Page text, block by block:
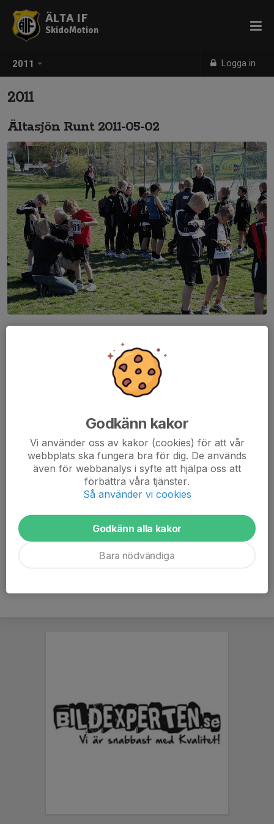
2011 Logga in
ÄLTA IF
SkidoMotion
2011
Ältasjön Runt 2011-05-02
I sol och lagom värme sprang cirka 300 löpare de olika
klasserna i årets upplaga av Ältasjön Runt. Älta Skid&Motion
meddelar att ett rekordstort antal löpare ställde upp med
stor entusiasm och glädje.
Knattar pojkar 825 m
Flickor 2,8 km
Godkänn kakor
Vi använder oss av kakor (cookies) för att vår
webbplats ska fungera bra för dig. De används
även för webbanalys i syfte att hjälpa oss att
förbättra våra tjänster.
Så använder vi cookies
Godkänn alla kakor
Bara nödvändiga